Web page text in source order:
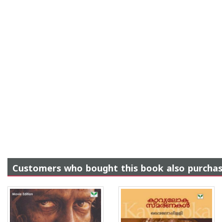
Customers who bought this book also